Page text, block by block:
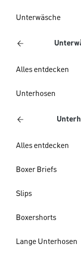
Unterwäsche
Alles entdecken
Unterhosen
Alles entdecken
Boxer Briefs
Slips
Boxershorts
Lange Unterhosen